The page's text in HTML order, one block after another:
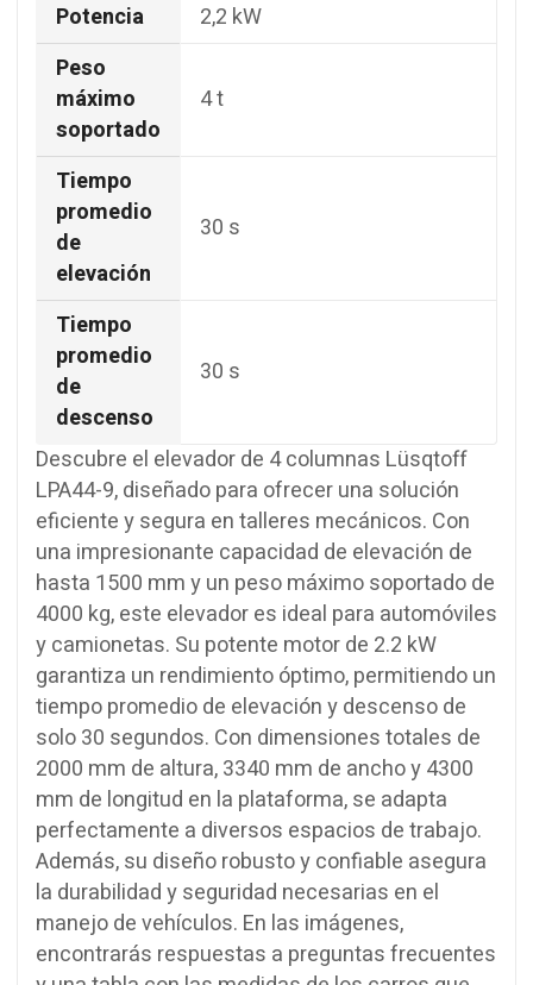
Potencia
2,2 kW
Peso
máximo
soportado
4 t
Tiempo
promedio
de
elevación
30 s
Tiempo
promedio
de
descenso
30 s
Descubre el elevador de 4 columnas Lüsqtoff
LPA44-9, diseñado para ofrecer una solución
eficiente y segura en talleres mecánicos. Con
una impresionante capacidad de elevación de
hasta 1500 mm y un peso máximo soportado de
4000 kg, este elevador es ideal para automóviles
y camionetas. Su potente motor de 2.2 kW
garantiza un rendimiento óptimo, permitiendo un
tiempo promedio de elevación y descenso de
solo 30 segundos. Con dimensiones totales de
2000 mm de altura, 3340 mm de ancho y 4300
mm de longitud en la plataforma, se adapta
perfectamente a diversos espacios de trabajo.
Además, su diseño robusto y confiable asegura
la durabilidad y seguridad necesarias en el
manejo de vehículos. En las imágenes,
encontrarás respuestas a preguntas frecuentes